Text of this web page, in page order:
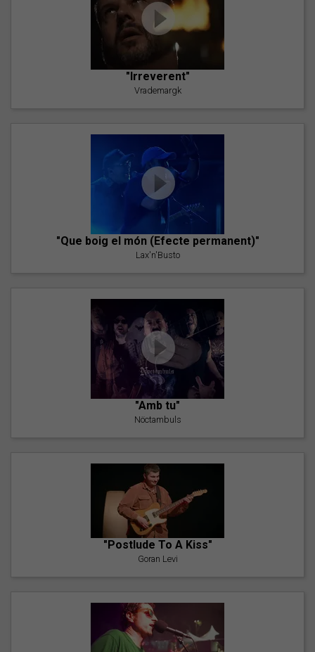
"Irreverent"
Vrademargk
"Que boig el món (Efecte permanent)"
Lax'n'Busto
"Amb tu"
Nöctambuls
"Postlude To A Kiss"
Goran Levi